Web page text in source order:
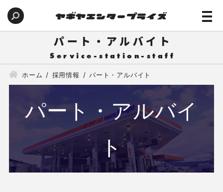
パート・アルバイト
ホーム 採用情報 パート・アルバイト
パート・アルバイ
ト